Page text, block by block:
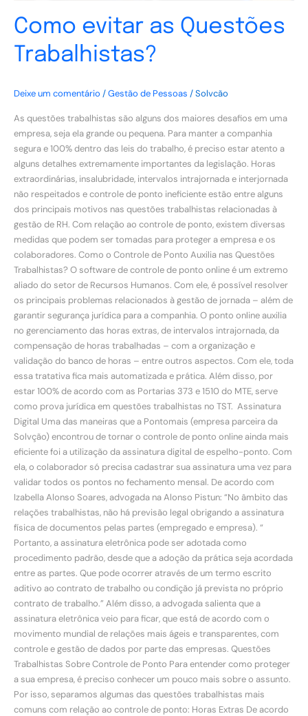
Como evitar as Questões
Trabalhistas?
Deixe um comentário /Gestão de Pessoas /Solvcão
As questões trabalhistas são alguns dos maiores desafios em uma
empresa, seja ela grande ou pequena. Para manter a companhia
segura e 100% dentro das leis do trabalho, é preciso estar atento a
alguns detalhes extremamente importantes da legislação. Horas
extraordinárias, insalubridade, intervalos intrajornada e interjornada
não respeitados e controle de ponto ineficiente estão entre alguns
dos principais motivos nas questões trabalhistas relacionadas à
gestão de RH. Com relação ao controle de ponto, existem diversas
medidas que podem ser tomadas para proteger a empresa e os
colaboradores. Como o Controle de Ponto Auxilia nas Questões
Trabalhistas? O software de controle de ponto online é um extremo
aliado do setor de Recursos Humanos. Com ele, é possível resolver
os principais problemas relacionados à gestão de jornada – além de
garantir segurança jurídica para a companhia. O ponto online auxilia
no gerenciamento das horas extras, de intervalos intrajornada, da
compensação de horas trabalhadas – com a organização e
validação do banco de horas – entre outros aspectos. Com ele, toda
essa tratativa fica mais automatizada e prática. Além disso, por
estar 100% de acordo com as Portarias 373 e 1510 do MTE, serve
como prova jurídica em questões trabalhistas no TST. Assinatura
Digital Uma das maneiras que a Pontomais (empresa parceira da
Solvção) encontrou de tornar o controle de ponto online ainda mais
eficiente foi a utilização da assinatura digital de espelho-ponto. Com
ela, o colaborador só precisa cadastrar sua assinatura uma vez para
validar todos os pontos no fechamento mensal. De acordo com
Izabella Alonso Soares, advogada na Alonso Pistun: “No âmbito das
relações trabalhistas, não há previsão legal obrigando a assinatura
física de documentos pelas partes (empregado e empresa). “
Portanto, a assinatura eletrônica pode ser adotada como
procedimento padrão, desde que a adoção da prática seja acordada
entre as partes. Que pode ocorrer através de um termo escrito
aditivo ao contrato de trabalho ou condição já prevista no próprio
contrato de trabalho.” Além disso, a advogada salienta que a
assinatura eletrônica veio para ficar, que está de acordo com o
movimento mundial de relações mais ágeis e transparentes, com
controle e gestão de dados por parte das empresas. Questões
Trabalhistas Sobre Controle de Ponto Para entender como proteger
a sua empresa, é preciso conhecer um pouco mais sobre o assunto.
Por isso, separamos algumas das questões trabalhistas mais
comuns com relação ao controle de ponto: Horas Extras De acordo